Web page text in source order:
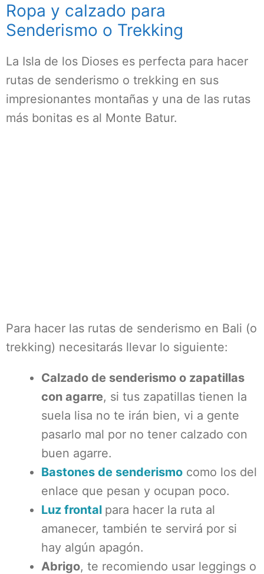
Ropa y calzado para
Senderismo o Trekking
La Isla de los Dioses es perfecta para hacer
rutas de senderismo o trekking en sus
impresionantes montañas y una de las rutas
más bonitas es al Monte Batur.
Para hacer las rutas de senderismo en Bali (o
trekking) necesitarás llevar lo siguiente:
Calzado de senderismo o zapatillas
con agarre, si tus zapatillas tienen la
suela lisa no te irán bien, vi a gente
pasarlo mal por no tener calzado con
buen agarre.
Bastones de senderismo como los del
enlace que pesan y ocupan poco.
Luz frontal para hacer la ruta al
amanecer, también te servirá por si
hay algún apagón.
Abrigo, te recomiendo usar leggings o